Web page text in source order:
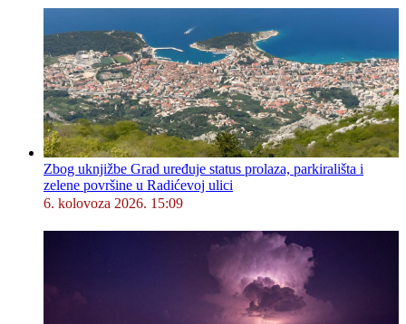
Zbog uknjižbe Grad uređuje status prolaza, parkirališta i
zelene površine u Radićevoj ulici
6. kolovoza 2026. 15:09